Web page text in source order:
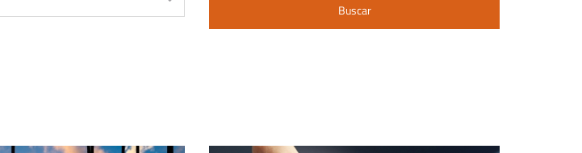
Buscar